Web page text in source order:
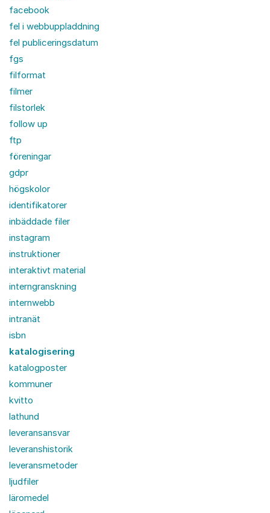
facebook
fel i webbuppladdning
fel publiceringsdatum
fgs
filformat
filmer
filstorlek
follow up
ftp
föreningar
gdpr
högskolor
identifikatorer
inbäddade filer
instagram
instruktioner
interaktivt material
interngranskning
internwebb
intranät
isbn
katalogisering
katalogposter
kommuner
kvitto
lathund
leveransansvar
leveranshistorik
leveransmetoder
ljudfiler
läromedel